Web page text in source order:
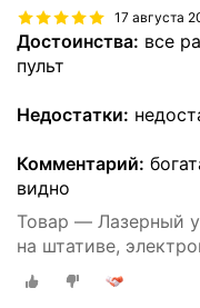
17 августа
Достоинства: все
пульт
Недостатки:
Комментарий:
видно
Товар — Лазерный
на штативе,
линий